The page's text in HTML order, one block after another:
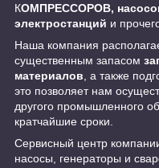
КОМПРЕССОРОВ,
электростанций и
Наша компания
существенным запасом
материалов , а также
это позволяет нам
другого промышленного
кратчайшие сроки.
Сервисный центр
насосы, генераторы и